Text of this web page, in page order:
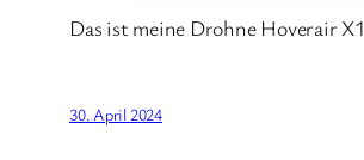
Das ist meine Drohne Hoverair X1
30. April 2024